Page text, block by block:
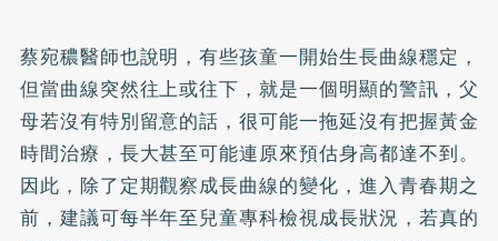
蔡宛穠醫師也說明，有些孩童一開始生長曲線穩定，
但當曲線突然往上或往下，就是一個明顯的警訊，父
母若沒有特別留意的話，很可能一拖延沒有把握黃金
時間治療，長大甚至可能連原來預估身高都達不到。
因此，除了定期觀察成長曲線的變化，進入青春期之
前，建議可每半年至兒童專科檢視成長狀況，若真的